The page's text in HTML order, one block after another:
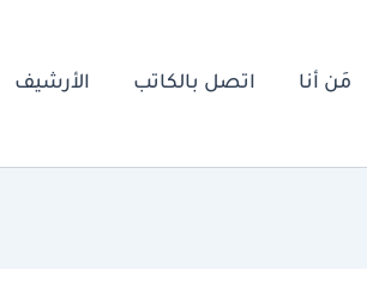
مَن أنا اتصل بالكاتب الأرشيف